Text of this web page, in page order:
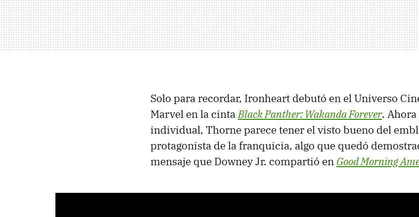
Solo para recordar, Ironheart debutó en el Universo
Marvel en la cintaBlack Panther: Wakanda Forever.
individual, Thorne parece tener el visto bueno del
protagonista de la franquicia, algo que quedó
mensaje que Downey Jr. compartió en Good Morning